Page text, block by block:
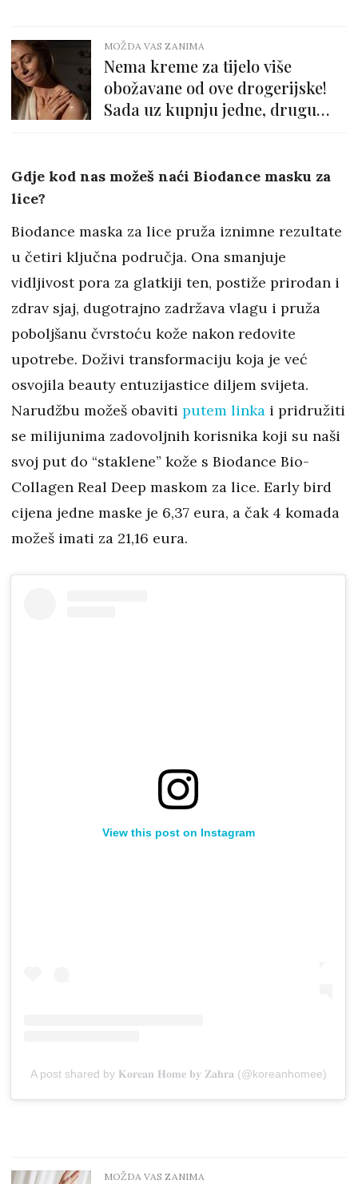
MOŽDA VAS ZANIMA
Nema kreme za tijelo više
obožavane od ove drogerijske!
Sada uz kupnju jedne, drugu
Gdje kod nas možeš naći Biodance masku za
lice?
Biodance maska za lice pruža iznimne rezultate
u četiri ključna područja. Ona smanjuje
vidljivost pora za glatkiji ten, postiže prirodan i
zdrav sjaj, dugotrajno zadržava vlagu i pruža
poboljšanu čvrstoću kože nakon redovite
upotrebe. Doživi transformaciju koja je već
osvojila beauty entuzijastice diljem svijeta.
Narudžbu možeš obaviti putem linka i pridružiti
se milijunima zadovoljnih korisnika koji su naši
svoj put do “staklene” kože s Biodance Bio-
Collagen Real Deep maskom za lice. Early bird
cijena jedne maske je 6,37 eura, a čak 4 komada
možeš imati za 21,16 eura.
View this post on Instagram
A post shared by 𝐊𝐨𝐫𝐞𝐚𝐧 𝐇𝐨𝐦𝐞 𝐛𝐲 𝐙𝐚𝐡𝐫𝐚 (@koreanhomee)
MOŽDA VAS ZANIMA